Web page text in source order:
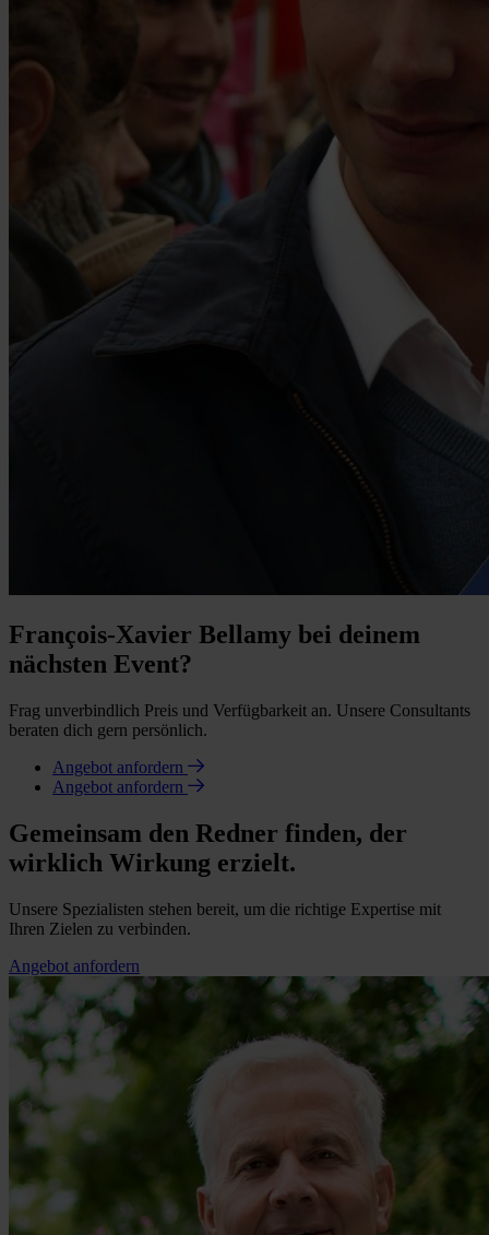
François-Xavier Bellamy bei deinem
nächsten Event?
Frag unverbindlich Preis und Verfügbarkeit an. Unsere Consultants
beraten dich gern persönlich.
Angebot anfordern
Angebot anfordern
Gemeinsam den Redner finden, der
wirklich Wirkung erzielt.
Unsere Spezialisten stehen bereit, um die richtige Expertise mit
Ihren Zielen zu verbinden.
Angebot anfordern